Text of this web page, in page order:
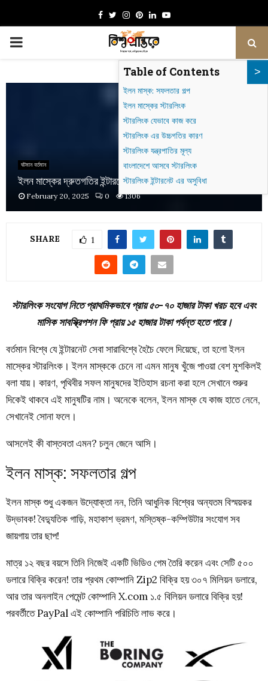
Facebook
TwitterInstagram
Pinterest
LinkedinYoutube
PRIMARY
ঘটমান বর্তমান
ইলন মাস্কের দ্রুতগতির ইন্টারনেট স্টারলিংক – বাংলাদেশ প্রস্তুত তো?
February 20, 2025 0 1306
SHARE 1
স্টারলিংক সংযোগ নিতে প্রাথমিকভাবে প্রায় ৫০-৭০ হাজার টাকা খরচ হবে এবং
মাসিক সাবস্ক্রিপশন ফি প্রায় ১৫ হাজার টাকা পর্যন্ত হতে পারে।
বর্তমান বিশ্বে যে ইন্টারনেট সেবা সারাবিশ্বে হৈচৈ ফেলে দিয়েছে, তা হলো ইলন
মাস্কের স্টারলিংক। ইলন মাস্ককে চেনে না এমন মানুষ খুঁজে পাওয়া বেশ মুশকিলই
বলা যায়। কারণ, পৃথিবীর সফল মানুষদের ইতিহাস রচনা করা হলে সেখানে শুরুর
দিকেই থাকবে এই মানুষটির নাম। অনেকে বলেন, ইলন মাস্ক যে কাজ হাতে নেনে,
সেখানেই সোনা ফলে।
আসলেই কী বাস্তবতা এমন? চলুন জেনে আসি।
ইলন মাস্ক: সফলতার গল্প
ইলন মাস্ক শুধু একজন উদ্যোক্তা নন, তিনি আধুনিক বিশ্বের অন্যতম বিস্ময়কর
উদ্ভাবক! বৈদ্যুতিক গাড়ি, মহাকাশ ভ্রমণ, মস্তিষ্ক-কম্পিউটার সংযোগ সব
জায়গায় তার ছাপ!
মাত্র ১২ বছর বয়সে তিনি নিজেই একটি ভিডিও গেম তৈরি করেন এবং সেটি ৫০০
ডলারে বিক্রি করেন! তার প্রথম কোম্পানি Zip2 বিক্রি হয় ৩০৭ মিলিয়ন ডলারে,
আর তার অনলাইন পেমেন্ট কোম্পানি X.com ১.৫ বিলিয়ন ডলারে বিক্রি হয়!
পরবর্তীতে PayPal এই কোম্পানি পরিচিতি লাভ করে।
Table of Contents
ইলন মাস্ক: সফলতার গল্প
ইলন মাস্কের স্টারলিংক
স্টারলিংক যেভাবে কাজ করে
স্টারলিংক এর উচ্চগতির কারণ
স্টারলিংক যন্ত্রপাতির মূল্য
বাংলাদেশে আসবে স্টারলিংক
স্টারলিংক ইন্টারনেট এর অসুবিধা